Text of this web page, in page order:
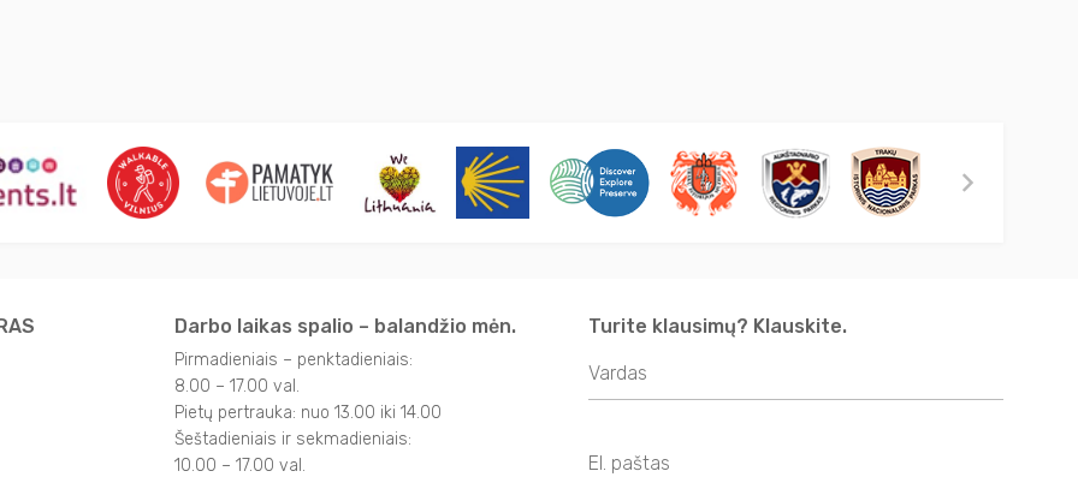
Darbo laikas spalio – balandžio mėn.
Pirmadieniais – penktadieniais:
8.00 – 17.00 val.
Pietų pertrauka: nuo 13.00 iki 14.00
Šeštadieniais ir sekmadieniais:
10.00 – 17.00 val.
Turite klausimų? Klauskite.